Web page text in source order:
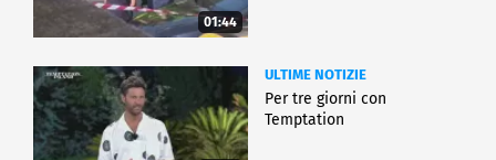
01:44
ULTIME NOTIZIE
Per tre giorni con
Temptation